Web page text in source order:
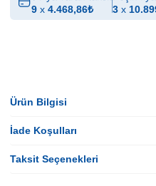
9 x 4.468,86₺
3 x
Ürün Bilgisi
İade Koşulları
Taksit Seçenekleri